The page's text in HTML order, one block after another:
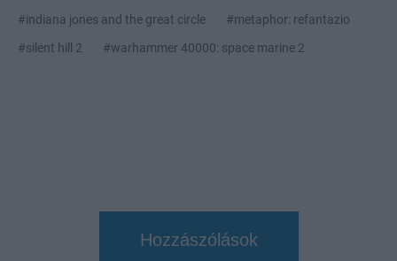
#indiana jones and the great circle
#metaphor: refantazio
#silent hill 2
#warhammer 40000: space marine 2
Hozzászólások